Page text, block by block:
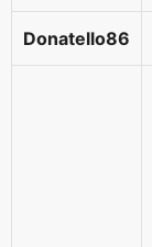
Donatello86